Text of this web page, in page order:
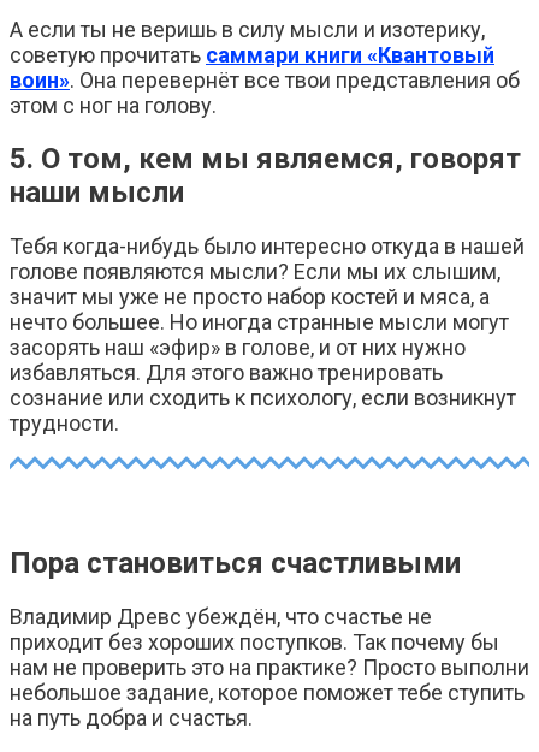
А если ты не веришь в силу мысли и изотерику,
советую прочитать саммари книги «Квантовый
воин». Она перевернёт все твои представления об
этом с ног на голову.
5. О том, кем мы являемся, говорят
наши мысли
Тебя когда-нибудь было интересно откуда в нашей
голове появляются мысли? Если мы их слышим,
значит мы уже не просто набор костей и мяса, а
нечто большее. Но иногда странные мысли могут
засорять наш «эфир» в голове, и от них нужно
избавляться. Для этого важно тренировать
сознание или сходить к психологу, если возникнут
трудности.
Пора становиться счастливыми
Владимир Древс убеждён, что счастье не
приходит без хороших поступков. Так почему бы
нам не проверить это на практике? Просто выполни
небольшое задание, которое поможет тебе ступить
на путь добра и счастья.